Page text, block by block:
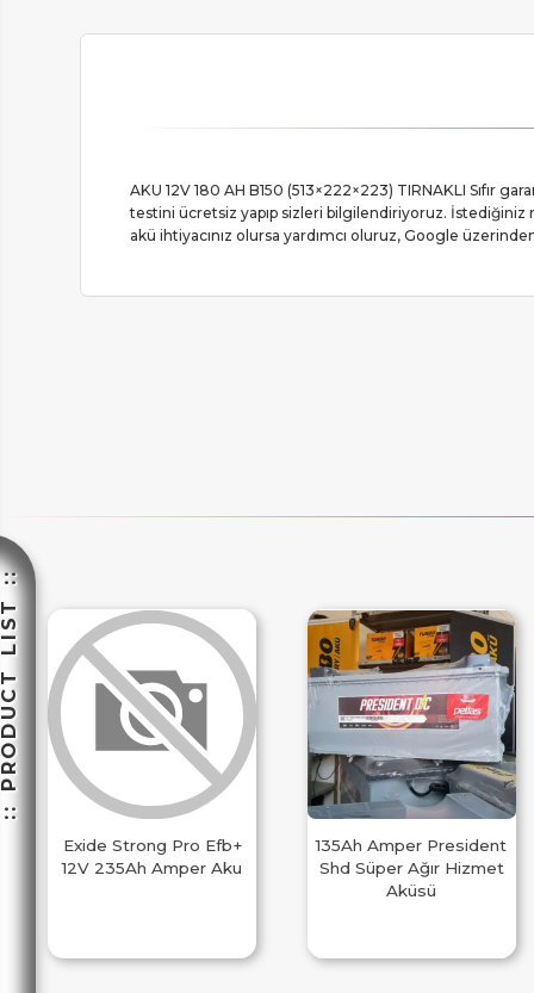
LIST ::
AKU 12V 180 AH B150 (513×222×223) TIRNAKLI Sıfır
testini ücretsiz yapıp sizleri bilgilendiriyoruz. İstediğiniz
akü ihtiyacınız olursa yardımcı oluruz, Google
Exide Strong Pro Efb+
12V 235Ah Amper Aku
135Ah Amper President
Shd Süper Ağır Hizmet
Aküsü